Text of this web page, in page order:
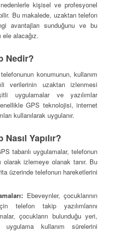
kişisel ve profesyonel
Bu makalede, uzaktan telefon
avantajları sunduğunu ve bu
alacağız.
Nedir?
konumunun, kullanım
verilerinin uzaktan izlenmesi
uygulamalar ve yazılımlar
GPS teknolojisi, internet
kullanılarak uygulanır.
Yapılır?
tabanlı uygulamalar, telefonun
olarak izlemeye olanak tanır. Bu
üzerinde telefonun hareketlerini
Ebeveynler, çocuklarının
telefon takip yazılımlarını
çocukların bulunduğu yeri,
kullanım sürelerini